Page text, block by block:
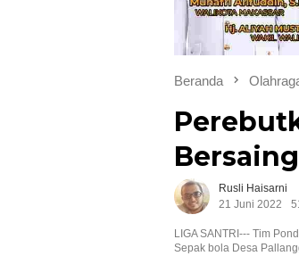
Beranda
Rusli Haisarni
21 Juni 2022
LIGA SANTRI--- Tim
Sepak bola Desa